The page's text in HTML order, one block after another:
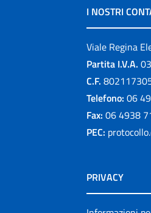
I NOSTRI
Viale Regina
Partita I.V.A.
C.F.
Telefono: 06
Fax: 06 4938
PEC:
PRIVACY